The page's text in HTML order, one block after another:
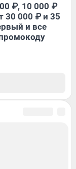
₽, 10 000 ₽
30 000 ₽ и 35
и все